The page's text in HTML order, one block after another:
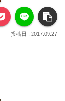
2017.09.27